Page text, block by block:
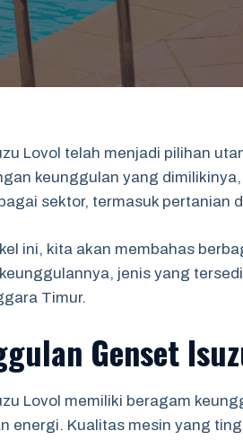
Lovol telah menjadi pilihan
keunggulan yang
sektor, termasuk pertanian
ini, kita akan membahas
jenis yang
Timur.
Genset
Lovol memiliki beragam
energi. Kualitas mesin yang